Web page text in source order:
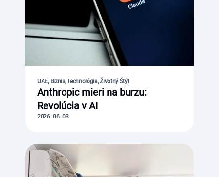
UAE, Biznis, Technológia, Životný Štýl
Anthropic mieri na burzu:
Revolúcia v AI
2026. 06. 03